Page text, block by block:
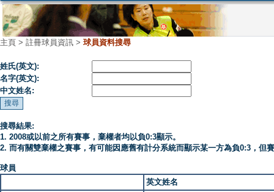
主頁 > 註冊球員資訊 > 球員資料搜尋
姓氏(英文):
名字(英文):
中文姓名:
搜尋結果:
1. 2008或以前之所有賽事，棄權者均以負0:3顯示。
2. 而有關雙棄權之賽事，有可能因應舊有計分系統而顯示某一方為負0:3，但
球員
英文姓名